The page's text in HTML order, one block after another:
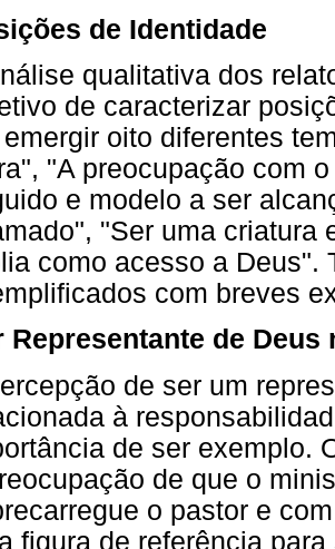
de Identidade
qualitativa dos
de caracterizar
oito diferentes
"A preocupação com
e modelo a ser
"Ser uma criatura
como acesso a Deus".
com breves
Representante de Deus
de ser um
à
de ser exemplo.
de que o
o pastor e
figura de referência